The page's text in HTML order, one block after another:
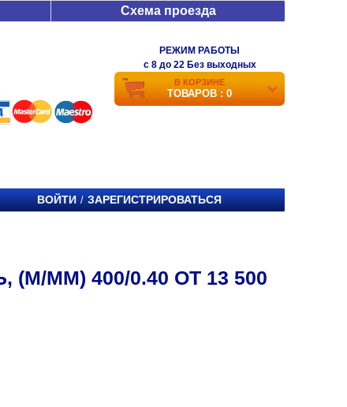
Схема проезда
РЕЖИМ РАБОТЫ
c 8 до 22 Без выходных
В КОРЗИНЕ
ТОВАРОВ : 0
ВОЙТИ / ЗАРЕГИСТРИРОВАТЬСЯ
(М/ММ) 400/0.40 ОТ 13 500